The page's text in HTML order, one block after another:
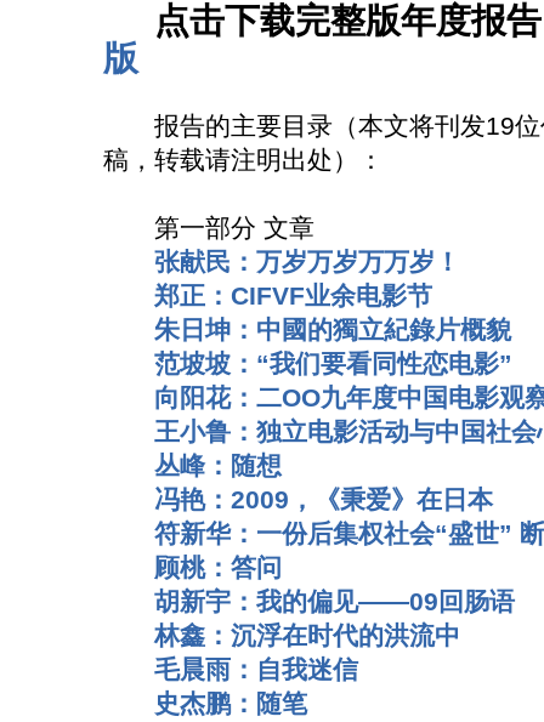
点击下载完整版年度报
版
报告的主要目录（本文将刊发19位
稿，转载请注明出处）：
第一部分 文章
张献民：万岁万岁万万岁！
郑正：CIFVF业余电影节
朱日坤：中國的獨立紀錄片概貌
范坡坡：“我们要看同性恋电影”
向阳花：二OO九年度中国电影观
王小鲁：独立电影活动与中国社会
丛峰：随想
冯艳：2009，《秉爱》在日本
符新华：一份后集权社会“盛世”
顾桃：答问
胡新宇：我的偏见——09回肠语
林鑫：沉浮在时代的洪流中
毛晨雨：自我迷信
史杰鹏：随笔